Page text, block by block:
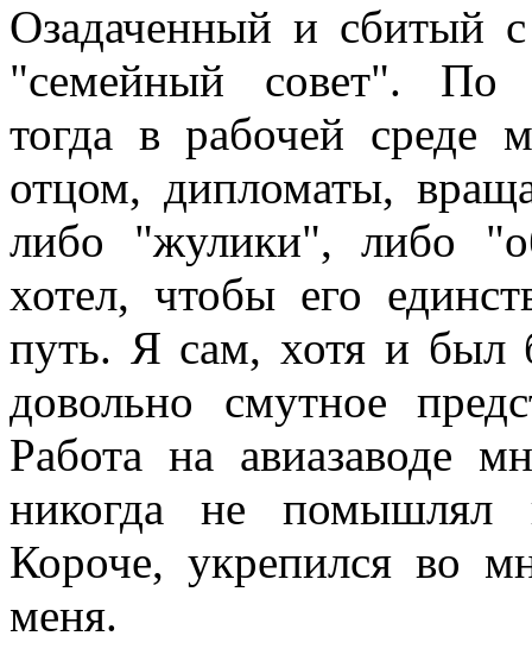
Озадаченный и сбитый
"семейный совет". По
тогда в рабочей среде
отцом, дипломаты,
либо "жулики", либо
хотел, чтобы его
путь. Я сам, хотя и был
довольно смутное
Работа на авиазаводе
никогда не помышлял
Короче, укрепился во
меня.